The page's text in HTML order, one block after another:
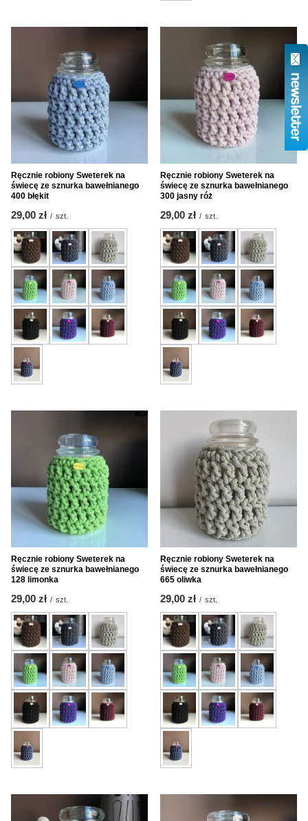
Ręcznie robiony Sweterek na
świecę ze sznurka bawełnianego
400 błękit
29,00 zł / szt.
Ręcznie robiony Sweterek na
świecę ze sznurka bawełnianego
300 jasny róż
29,00 zł / szt.
Ręcznie robiony Sweterek na
świecę ze sznurka bawełnianego
128 limonka
29,00 zł / szt.
Ręcznie robiony Sweterek na
świecę ze sznurka bawełnianego
665 oliwka
29,00 zł / szt.